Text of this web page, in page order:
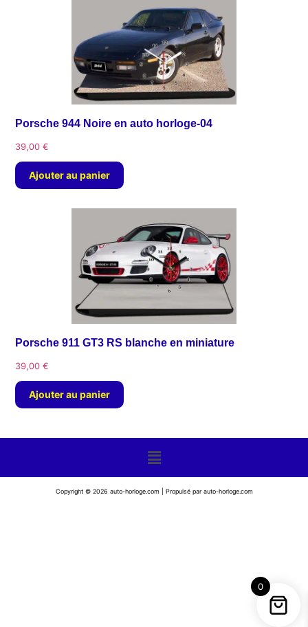
Porsche 944 Noire en auto horloge-04
39,00 €
Ajouter au panier
Porsche 911 GT3 RS blanche en miniature
39,00 €
Ajouter au panier
Copyright © 2026 auto-horloge.com | Propulsé par auto-horloge.com
0